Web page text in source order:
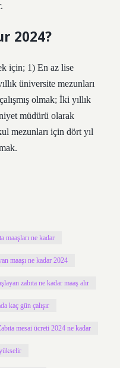
2024?
için; 1) En az lise
üniversite mezunları
olmak; İki yıllık
müdürü olarak
mezunları için dört yıl
maaşları ne kadar
maaşı ne kadar 2024
zabıta ne kadar maaş alır
kaç gün çalışır
mesai ücreti 2024 ne kadar